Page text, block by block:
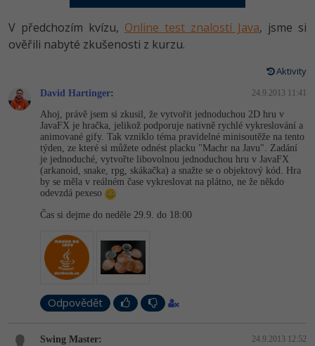
HTML5, CSS3, Bootstrap, SEO
SQL a databáze
UML a návrhové vzory
React
Spring
Django
Best practices
PHP
JavaScript
HTML / CSS
UML a návrhové vzory
MySQL/MariaDB
MS-SQL
SQLite
Specialista na AI a bigdata
Webdesigner
Tester
Systémový administrátor
Grafik / UX/UI návrhář
3D grafik
Projektový manažer
JavaScript -80%
C++ -80%
Swift -80%
Kotlin -80%
C -80%
SQL
Návrh SW
V předchozím kvízu, Online test znalostí Java, jsme si
ověřili nabyté zkušenosti z kurzu.
Aktivity
David Hartinger: 24.9.2013 11:41
Ahoj, právě jsem si zkusil, že vytvořit jednoduchou 2D hru v
JavaFX je hračka, jelikož podporuje nativně rychlé vykreslování a
animované gify. Tak vzniklo téma pravidelné minisoutěže na tento
týden, ze které si můžete odnést placku "Machr na Javu". Zadání
je jednoduché, vytvořte libovolnou jednoduchou hru v JavaFX
(arkanoid, snake, rpg, skákačka) a snažte se o objektový kód. Hra
by se měla v reálném čase vykreslovat na plátno, ne že někdo
odevzdá pexeso
Čas si dejme do neděle 29.9. do 18:00
Odpovědět
Swing Master: 24.9.2013 12:52